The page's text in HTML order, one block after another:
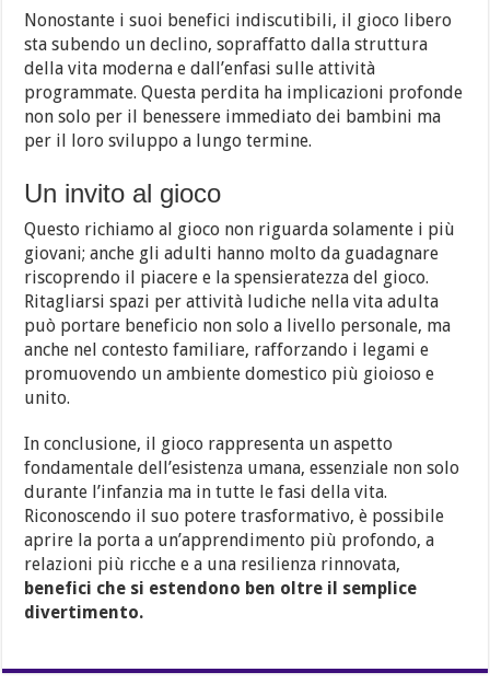
Nonostante i suoi benefici indiscutibili, il gioco libero
sta subendo un declino, sopraffatto dalla struttura
della vita moderna e dall’enfasi sulle attività
programmate. Questa perdita ha implicazioni profonde
non solo per il benessere immediato dei bambini ma
per il loro sviluppo a lungo termine.
Un invito al gioco
Questo richiamo al gioco non riguarda solamente i più
giovani; anche gli adulti hanno molto da guadagnare
riscoprendo il piacere e la spensieratezza del gioco.
Ritagliarsi spazi per attività ludiche nella vita adulta
può portare beneficio non solo a livello personale, ma
anche nel contesto familiare, rafforzando i legami e
promuovendo un ambiente domestico più gioioso e
unito.
In conclusione, il gioco rappresenta un aspetto
fondamentale dell’esistenza umana, essenziale non solo
durante l’infanzia ma in tutte le fasi della vita.
Riconoscendo il suo potere trasformativo, è possibile
aprire la porta a un’apprendimento più profondo, a
relazioni più ricche e a una resilienza rinnovata,
benefici che si estendono ben oltre il semplice
divertimento.